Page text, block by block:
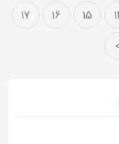
15
16
17